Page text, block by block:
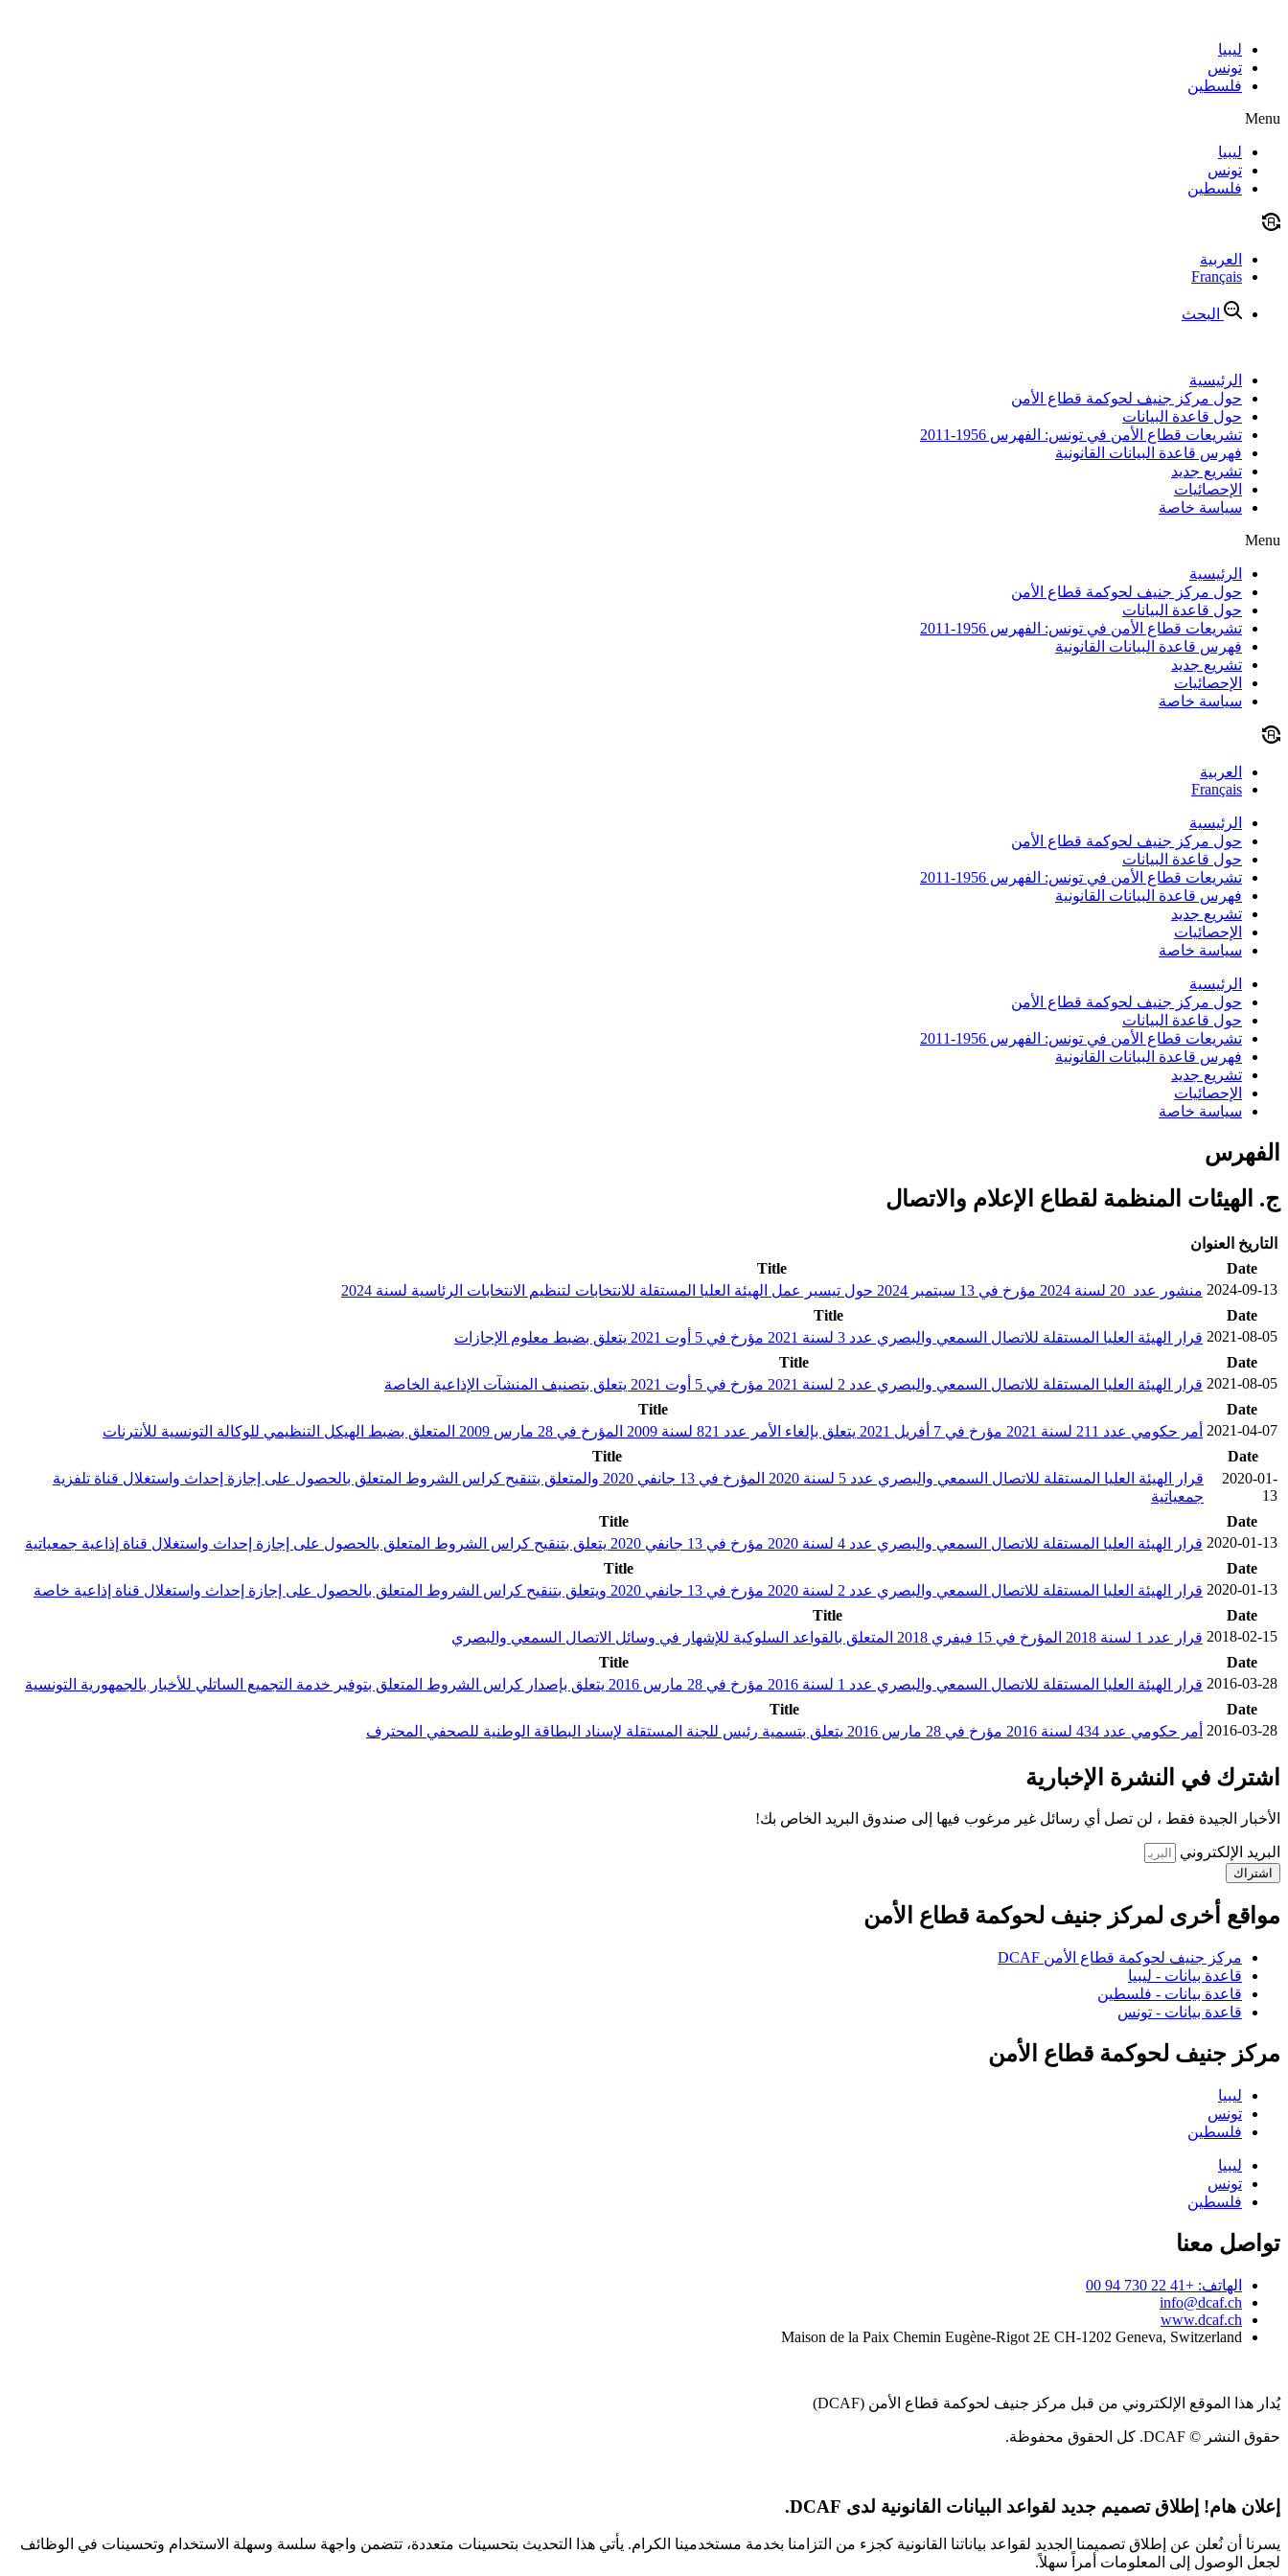
contentليبيا
تونس
فلسطين
Menu
ليبيا
تونس
فلسطين
العربية
Français
البحث
الرئيسية
حول مركز جنيف لحوكمة قطاع الأمن
حول قاعدة البيانات
تشريعات قطاع الأمن في تونس: الفهرس 1956-2011
فهرس قاعدة البيانات القانونية
تشريع جديد
الإحصائيات
سياسة خاصة
Menu
الرئيسية
حول مركز جنيف لحوكمة قطاع الأمن
حول قاعدة البيانات
تشريعات قطاع الأمن في تونس: الفهرس 1956-2011
فهرس قاعدة البيانات القانونية
تشريع جديد
الإحصائيات
سياسة خاصة
العربية
Français
الرئيسية
حول مركز جنيف لحوكمة قطاع الأمن
حول قاعدة البيانات
تشريعات قطاع الأمن في تونس: الفهرس 1956-2011
فهرس قاعدة البيانات القانونية
تشريع جديد
الإحصائيات
سياسة خاصة
الرئيسية
حول مركز جنيف لحوكمة قطاع الأمن
حول قاعدة البيانات
تشريعات قطاع الأمن في تونس: الفهرس 1956-2011
فهرس قاعدة البيانات القانونية
تشريع جديد
الإحصائيات
سياسة خاصة
الفهرس
ج. الهيئات المنظمة لقطاع الإعلام والاتصال
التاريخ العنوان
Date
Title
2024-09-13 منشور عدد 20 لسنة 2024 مؤرخ في 13 سبتمبر 2024 حول تيسير عمل الهيئة العليا المستقلة للانتخابات لتنظيم الانتخابات الرئاسية لسنة 2024
Date
Title
2021-08-05 قرار الهيئة العليا المستقلة للاتصال السمعي والبصري عدد 3 لسنة 2021 مؤرخ في 5 أوت 2021 يتعلق بضبط معلوم الإجازات
Date
Title
2021-08-05 قرار الهيئة العليا المستقلة للاتصال السمعي والبصري عدد 2 لسنة 2021 مؤرخ في 5 أوت 2021 يتعلق بتصنيف المنشآت الإذاعية الخاصة
Date
Title
2021-04-07 أمر حكومي عدد 211 لسنة 2021 مؤرخ في 7 أفريل 2021 يتعلق بإلغاء الأمر عدد 821 لسنة 2009 المؤرخ في 28 مارس 2009 المتعلق بضبط الهيكل التنظيمي للوكالة التونسية للأنترنات
Date
Title
2020-01-
13
قرار الهيئة العليا المستقلة للاتصال السمعي والبصري عدد 5 لسنة 2020 المؤرخ في 13 جانفي 2020 والمتعلق بتنقيح كراس الشروط المتعلق بالحصول على إجازة إحداث واستغلال قناة تلفزية
جمعياتية
Date
Title
2020-01-13 قرار الهيئة العليا المستقلة للاتصال السمعي والبصري عدد 4 لسنة 2020 مؤرخ في 13 جانفي 2020 يتعلق بتنقيح كراس الشروط المتعلق بالحصول على إجازة إحداث واستغلال قناة إذاعية جمعياتية
Date
Title
2020-01-13 قرار الهيئة العليا المستقلة للاتصال السمعي والبصري عدد 2 لسنة 2020 مؤرخ في 13 جانفي 2020 ويتعلق بتنقيح كراس الشروط المتعلق بالحصول على إجازة إحداث واستغلال قناة إذاعية خاصة
Date
Title
2018-02-15 قرار عدد 1 لسنة 2018 المؤرخ في 15 فيفري 2018 المتعلق بالقواعد السلوكية للإشهار في وسائل الاتصال السمعي والبصري
Date
Title
2016-03-28 قرار الهيئة العليا المستقلة للاتصال السمعي والبصري عدد 1 لسنة 2016 مؤرخ في 28 مارس 2016 يتعلق بإصدار كراس الشروط المتعلق بتوفير خدمة التجميع الساتلي للأخبار بالجمهورية التونسية
Date
Title
2016-03-28 أمر حكومي عدد 434 لسنة 2016 مؤرخ في 28 مارس 2016 يتعلق بتسمية رئيس للجنة المستقلة لإسناد البطاقة الوطنية للصحفي المحترف
اشترك في النشرة الإخبارية
الأخبار الجيدة فقط ، لن تصل أي رسائل غير مرغوب فيها إلى صندوق البريد الخاص بك!
البريد الإلكتروني
اشتراك
مواقع أخرى لمركز جنيف لحوكمة قطاع الأمن
مركز جنيف لحوكمة قطاع الأمن DCAF
قاعدة بيانات - ليبيا
قاعدة بيانات - فلسطين
قاعدة بيانات - تونس
مركز جنيف لحوكمة قطاع الأمن
ليبيا
تونس
فلسطين
ليبيا
تونس
فلسطين
تواصل معنا
الهاتف: +41 22 730 94 00
info@dcaf.ch
www.dcaf.ch
Maison de la Paix Chemin Eugène-Rigot 2E CH-1202 Geneva, Switzerland
يُدار هذا الموقع الإلكتروني من قبل مركز جنيف لحوكمة قطاع الأمن (DCAF)
حقوق النشر © DCAF. كل الحقوق محفوظة.
إعلان هام! إطلاق تصميم جديد لقواعد البيانات القانونية لدى DCAF.
يسرنا أن نُعلن عن إطلاق تصميمنا الجديد لقواعد بياناتنا القانونية كجزء من التزامنا بخدمة مستخدمينا الكرام. يأتي هذا التحديث بتحسينات متعددة، تتضمن واجهة سلسة وسهلة الاستخدام وتحسينات في الوظائف
لجعل الوصول إلى المعلومات أمراً سهلاً.